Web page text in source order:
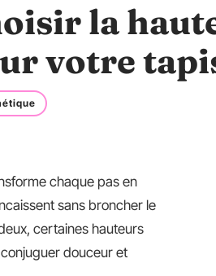
la
votre
chaque pas en
sans broncher le
certaines hauteurs
douceur et